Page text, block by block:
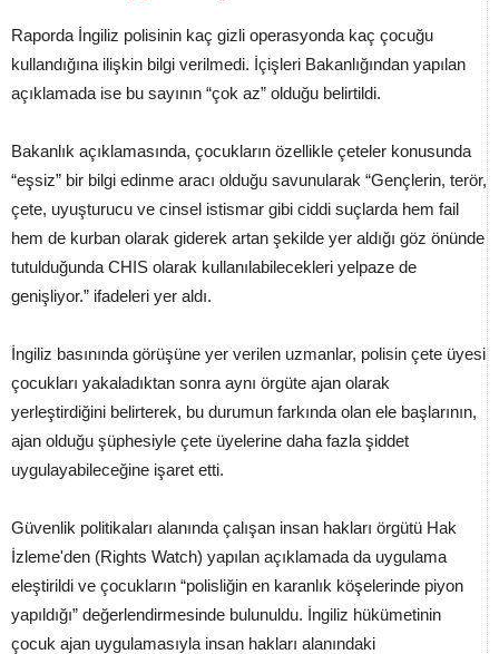
Raporda İngiliz polisinin kaç gizli operasyonda kaç çocuğu
kullandığına ilişkin bilgi verilmedi. İçişleri Bakanlığından yapılan
açıklamada ise bu sayının “çok az” olduğu belirtildi.
Bakanlık açıklamasında, çocukların özellikle çeteler konusunda
“eşsiz” bir bilgi edinme aracı olduğu savunularak “Gençlerin, terör,
çete, uyuşturucu ve cinsel istismar gibi ciddi suçlarda hem fail
hem de kurban olarak giderek artan şekilde yer aldığı göz önünde
tutulduğunda CHIS olarak kullanılabilecekleri yelpaze de
genişliyor.” ifadeleri yer aldı.
İngiliz basınında görüşüne yer verilen uzmanlar, polisin çete üyesi
çocukları yakaladıktan sonra aynı örgüte ajan olarak
yerleştirdiğini belirterek, bu durumun farkında olan ele başlarının,
ajan olduğu şüphesiyle çete üyelerine daha fazla şiddet
uygulayabileceğine işaret etti.
Güvenlik politikaları alanında çalışan insan hakları örgütü Hak
İzleme'den (Rights Watch) yapılan açıklamada da uygulama
eleştirildi ve çocukların “polisliğin en karanlık köşelerinde piyon
yapıldığı” değerlendirmesinde bulunuldu. İngiliz hükümetinin
çocuk ajan uygulamasıyla insan hakları alanındaki